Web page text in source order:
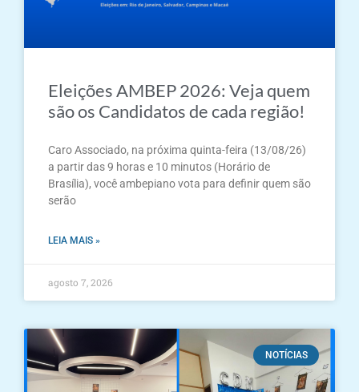
Eleições AMBEP 2026: Veja quem
são os Candidatos de cada região!
Caro Associado, na próxima quinta-feira (13/08/26)
a partir das 9 horas e 10 minutos (Horário de
Brasília), você ambepiano vota para definir quem são
serão
LEIA MAIS »
agosto 7, 2026
NOTÍCIAS